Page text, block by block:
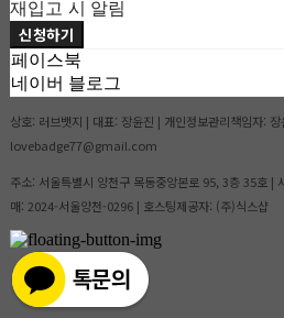
재입고 시 알림
신청하기
페이스북
네이버 블로그
상호: 러브뱃지 | 대표: 장윤진 | 개인정보관리책임자:
lovebadge77@gmail.com
주소: 서울특별시 양천구 목동중앙본로 95, 3층 35호 |
매: 2024-서울양천-0296 | 호스팅제공자: (주)식스샵